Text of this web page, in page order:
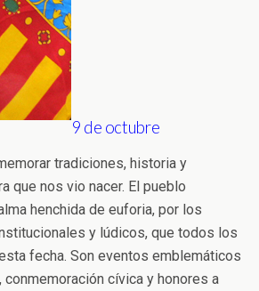
9 de octubre
tradiciones, historia y
que nos vio nacer. El pueblo
henchida de euforia, por los
y lúdicos, que todos los
fecha. Son eventos emblemáticos
conmemoración cívica y honores a